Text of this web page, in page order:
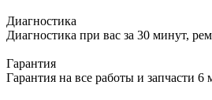
Диагностика
Диагностика при вас за 30 минут,
Гарантия
Гарантия на все работы и запчасти 6